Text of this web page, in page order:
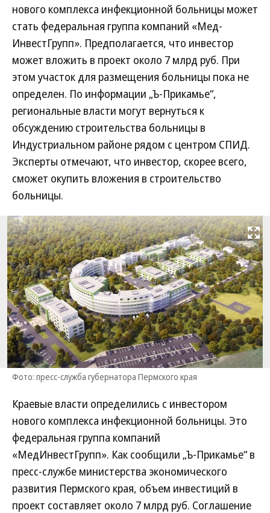
нового комплекса инфекционной больницы может
стать федеральная группа компаний «Мед­
ИнвестГрупп». Предполагается, что инвестор
может вложить в проект около 7 млрд руб. При
этом участок для размещения больницы пока не
определен. По информации „Ъ-Прикамье“,
региональные власти могут вернуться к
обсуждению строительства больницы в
Индустриальном районе рядом с центром СПИД.
Эксперты отмечают, что инвестор, скорее всего,
сможет окупить вложения в строительство
больницы.
Развернуть
Фото: пресс-служба губернатора Пермского края
Краевые власти определились с инвестором
нового комплекса инфекционной больницы. Это
федеральная группа компаний
«МедИнвестГрупп». Как сообщили „Ъ-Прикамье“ в
пресс-службе министерства экономического
развития Пермского края, объем инвестиций в
проект составляет около 7 млрд руб. Соглашение